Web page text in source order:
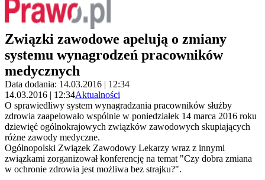
Związki zawodowe apelują o zmiany
systemu wynagrodzeń pracowników
medycznych
Data dodania: 14.03.2016 | 12:34
14.03.2016 | 12:34Aktualności
O sprawiedliwy system wynagradzania pracowników służby
zdrowia zaapelowało wspólnie w poniedziałek 14 marca 2016 roku
dziewięć ogólnokrajowych związków zawodowych skupiających
różne zawody medyczne.
Ogólnopolski Związek Zawodowy Lekarzy wraz z innymi
związkami zorganizował konferencję na temat "Czy dobra zmiana
w ochronie zdrowia jest możliwa bez strajku?".